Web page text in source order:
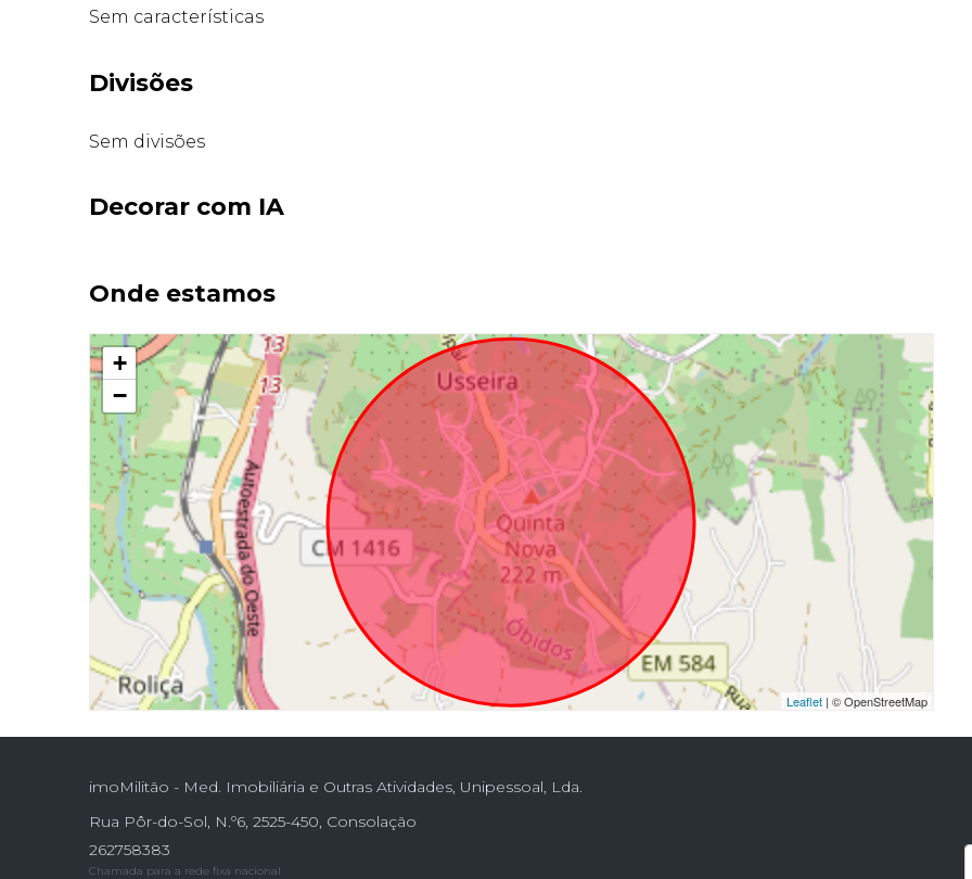
Sem características
Divisões
Sem divisões
Decorar com IA
Onde estamos
+
−
Leaflet| © OpenStreetMap
imoMilitão - Med. Imobiliária e Outras Atividades, Unipessoal, Lda.
Rua Pôr-do-Sol, N.º6, 2525-450, Consolação
262758383
Chamada para a rede fixa nacional